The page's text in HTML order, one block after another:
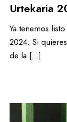
Urtekaria
Ya tenemos
2024. Si
de la […]